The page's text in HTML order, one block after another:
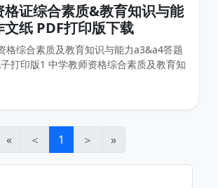
格证综合素质&教育知识与能
文纸 PDF打印版下载
格综合素质及教育知识与能力a3&a4答题
打印版1 中学教师资格综合素质及教育知
知识与能力a3&a4答题卡+作文纸a3电子
a3电子打印版4 下载链接
« ＜ 1 ＞ »